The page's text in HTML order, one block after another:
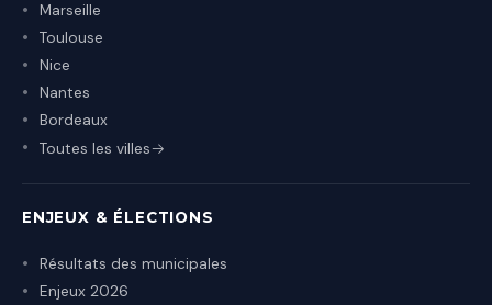
Marseille
Toulouse
Nice
Nantes
Bordeaux
Toutes les villes
ENJEUX & ÉLECTIONS
Résultats des municipales
Enjeux 2026